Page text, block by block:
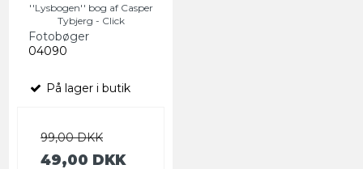
''Lysbogen'' bog af Casper
Tybjerg - Click
Fotobøger
04090
På lager i butik
99,00 DKK
49,00 DKK